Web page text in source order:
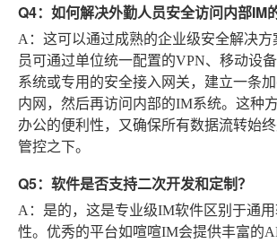
Q4：如何解决外勤人员安全访问内部IM
A ：这可以通过成熟的企业级安全解决方
员可通过单位统一配置的VPN、移动设
系统或专用的安全接入网关，建立一条
内网，然后再访问内部的IM系统。这种
办公的便利性，又确保所有数据流转始
管控之下。
Q5：软件是否支持二次开发和定制？
A ：是的，这是专业级IM软件区别于通
性。优秀的平台如喧喧IM会提供丰富的